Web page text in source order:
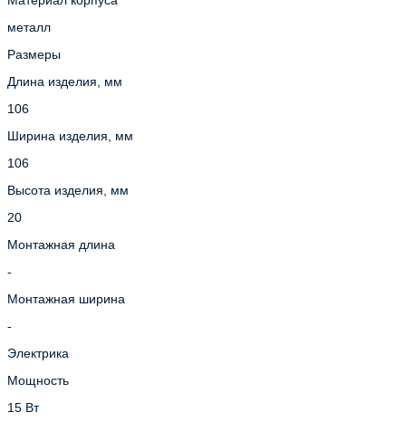
металл
Размеры
Длина изделия, мм
106
Ширина изделия, мм
106
Высота изделия, мм
20
Монтажная длина
-
Монтажная ширина
-
Электрика
Мощность
15 Вт